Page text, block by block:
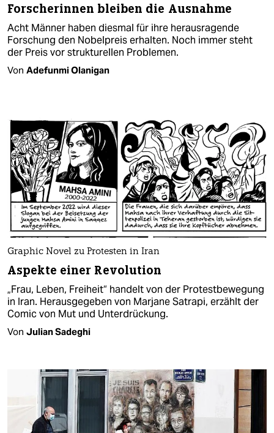
Forscherinnen bleiben die Ausnahme
Acht Männer haben diesmal für ihre herausragende
Forschung den Nobelpreis erhalten. Noch immer steht
der Preis vor strukturellen Problemen.
Von Adefunmi Olanigan
Graphic Novel zu Protesten in Iran
Aspekte einer Revolution
„Frau, Leben, Freiheit“ handelt von der Protestbewegung
in Iran. Herausgegeben von Marjane Satrapi, erzählt der
Comic von Mut und Unterdrückung.
Von Julian Sadeghi